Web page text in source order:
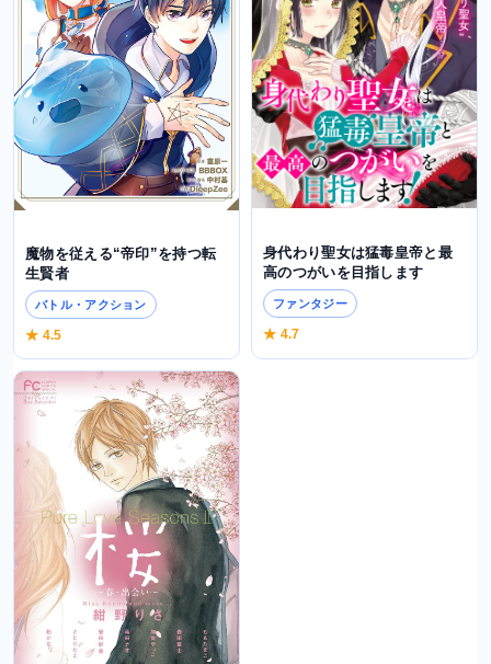
魔物を従える“帝印”を持つ転
生賢者
バトル・アクション
★ 4.5
身代わり聖女は猛毒皇帝と最
高のつがいを目指します
ファンタジー
★ 4.7